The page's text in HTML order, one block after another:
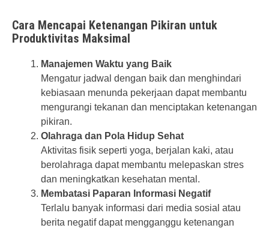
Cara Mencapai Ketenangan Pikiran untuk
Produktivitas Maksimal
Manajemen Waktu yang Baik
Mengatur jadwal dengan baik dan menghindari
kebiasaan menunda pekerjaan dapat membantu
mengurangi tekanan dan menciptakan ketenangan
pikiran.
Olahraga dan Pola Hidup Sehat
Aktivitas fisik seperti yoga, berjalan kaki, atau
berolahraga dapat membantu melepaskan stres
dan meningkatkan kesehatan mental.
Membatasi Paparan Informasi Negatif
Terlalu banyak informasi dari media sosial atau
berita negatif dapat mengganggu ketenangan